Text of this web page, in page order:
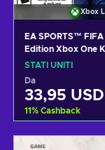
Xbox
EA SPORTS™
Edition Xbox One
STATES
STATI UNITI
Da
33,95 USD
11% Cashback
Aggiungi al